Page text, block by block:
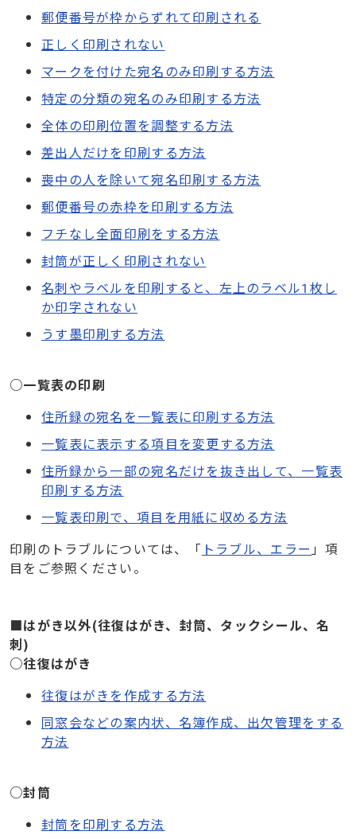
郵便番号が枠からずれて印刷される
正しく印刷されない
マークを付けた宛名のみ印刷する方法
特定の分類の宛名のみ印刷する方法
全体の印刷位置を調整する方法
差出人だけを印刷する方法
喪中の人を除いて宛名印刷する方法
郵便番号の赤枠を印刷する方法
フチなし全面印刷をする方法
封筒が正しく印刷されない
名刺やラベルを印刷すると、左上のラベル1枚し
か印字されない
うす墨印刷する方法
○一覧表の印刷
住所録の宛名を一覧表に印刷する方法
一覧表に表示する項目を変更する方法
住所録から一部の宛名だけを抜き出して、一覧表
印刷する方法
一覧表印刷で、項目を用紙に収める方法
印刷のトラブルについては、「 トラブル、エラー 」項
目をご参照ください。
■はがき以外(往復はがき、封筒、タックシール、名
刺)
○往復はがき
往復はがきを作成する方法
同窓会などの案内状、名簿作成、出欠管理をする
方法
○封筒
封筒を印刷する方法